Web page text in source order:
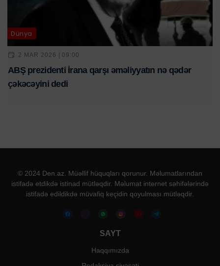
Dünya
2 MAR 2026 | 09:00
ABŞ prezidenti İrana qarşı əməliyyatın nə qədər
çəkəcəyini dedi
© 2024 Den.az. Müəllif hüquqları qorunur. Məlumatlarından
istifadə etdikdə istinad mütləqdir. Məlumat internet səhifələrində
istifadə edildikdə müvafiq keçidin qoyulması mütləqdir.
SAYT
Haqqımızda